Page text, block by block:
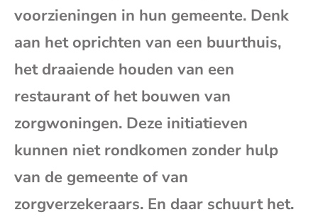
voorzieningen in hun gemeente. Denk
aan het oprichten van een buurthuis,
het draaiende houden van een
restaurant of het bouwen van
zorgwoningen. Deze initiatieven
kunnen niet rondkomen zonder hulp
van de gemeente of van
zorgverzekeraars. En daar schuurt het.